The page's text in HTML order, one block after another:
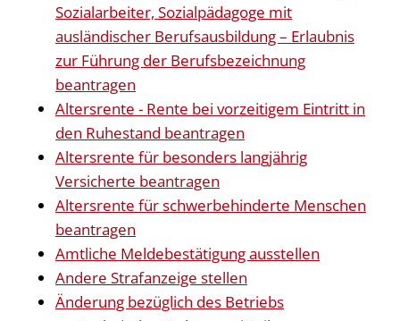
Sozialarbeiter, Sozialpädagoge mit
ausländischer Berufsausbildung – Erlaubnis
zur Führung der Berufsbezeichnung
beantragen
Altersrente - Rente bei vorzeitigem Eintritt in
den Ruhestand beantragen
Altersrente für besonders langjährig
Versicherte beantragen
Altersrente für schwerbehinderte Menschen
beantragen
Amtliche Meldebestätigung ausstellen
Andere Strafanzeige stellen
Änderung bezüglich des Betriebs